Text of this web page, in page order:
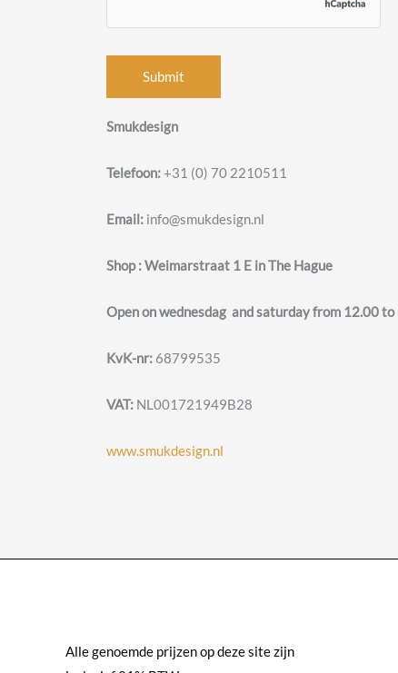
Smukdesign
Telefoon:+31 (0) 70 2210511
Email: info@smukdesign.nl
Shop : Weimarstraat 1 E in The Hague
Open on wednesdag and saturday from 12.00
KvK-nr: 68799535
VAT: NL001721949B28
www.smukdesign.nl
Alle genoemde prijzen op deze site zijn